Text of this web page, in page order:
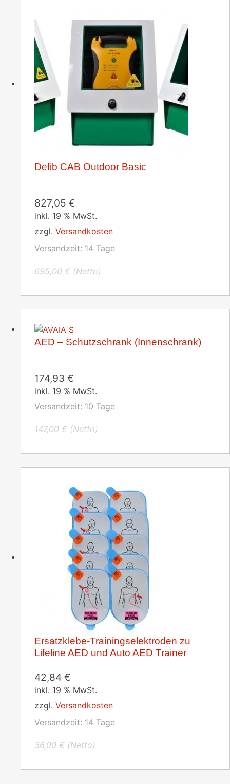
Defib CAB Outdoor Basic
827,05 €
inkl. 19 % MwSt.
zzgl. Versandkosten
Versandzeit: 14 Tage
695,00 € (Netto)
AED – Schutzschrank (Innenschrank)
174,93 €
inkl. 19 % MwSt.
Versandzeit: 10 Tage
147,00 € (Netto)
Ersatzklebe-Trainingselektroden zu
Lifeline AED und Auto AED Trainer
42,84 €
inkl. 19 % MwSt.
zzgl. Versandkosten
Versandzeit: 14 Tage
36,00 € (Netto)